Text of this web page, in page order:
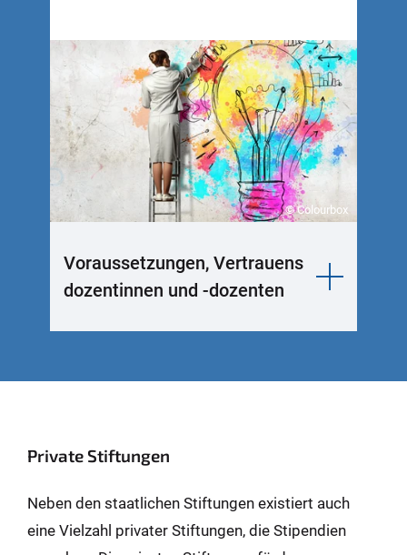
© Colourbox
Voraussetzungen, Vertrauens
dozentinnen und -dozenten
Private Stiftungen
Neben den staatlichen Stiftungen existiert auch
eine Vielzahl privater Stiftungen, die Stipendien